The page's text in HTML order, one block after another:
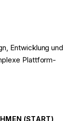
Entwicklung und
Plattform-
(START)